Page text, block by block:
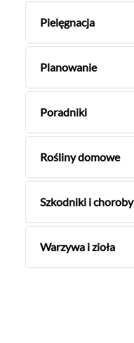
Pielęgnacja
Planowanie
Poradniki
Rośliny domowe
Szkodniki i choroby
Warzywa i zioła